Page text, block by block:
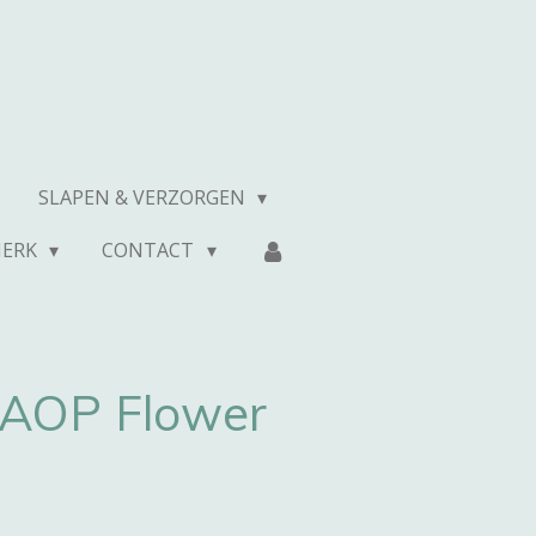
SLAPEN & VERZORGEN
CONTACT
Flower